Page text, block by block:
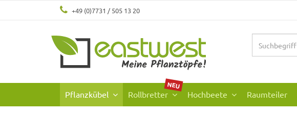
+49 (0)7731 / 505 13 20
Pflanzkübel Rollbretter
NEU
Hochbeete Raumteiler